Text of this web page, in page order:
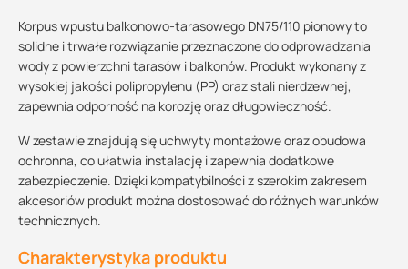
Korpus wpustu balkonowo-tarasowego DN75/110 pionowy to
solidne i trwałe rozwiązanie przeznaczone do odprowadzania
wody z powierzchni tarasów i balkonów. Produkt wykonany z
wysokiej jakości polipropylenu (PP) oraz stali nierdzewnej,
zapewnia odporność na korozję oraz długowieczność.
W zestawie znajdują się uchwyty montażowe oraz obudowa
ochronna, co ułatwia instalację i zapewnia dodatkowe
zabezpieczenie. Dzięki kompatybilności z szerokim zakresem
akcesoriów produkt można dostosować do różnych warunków
technicznych.
Charakterystyka produktu